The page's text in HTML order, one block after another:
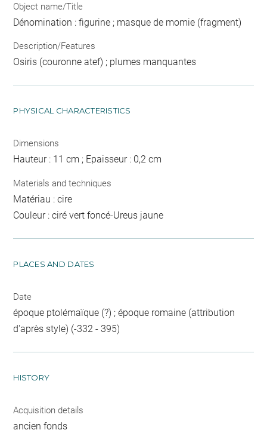
Object name/Title
Dénomination : figurine ; masque de momie (fragment)
Description/Features
Osiris (couronne atef) ; plumes manquantes
PHYSICAL CHARACTERISTICS
Dimensions
Hauteur : 11 cm ; Epaisseur : 0,2 cm
Materials and techniques
Matériau : cire
Couleur : ciré vert foncé-Ureus jaune
PLACES AND DATES
Date
époque ptolémaïque (?) ; époque romaine (attribution
d'après style) (-332 - 395)
HISTORY
Acquisition details
ancien fonds